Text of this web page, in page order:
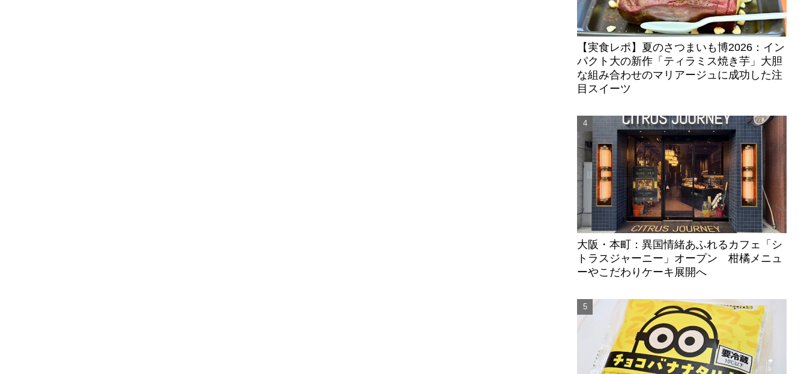
【実食レポ】夏のさつまいも博2026：イン
パクト大の新作「ティラミス焼き芋」大胆
な組み合わせのマリアージュに成功した注
目スイーツ
大阪・本町：異国情緒あふれるカフェ「シ
トラスジャーニー」オープン 柑橘メニュ
ーやこだわりケーキ展開へ